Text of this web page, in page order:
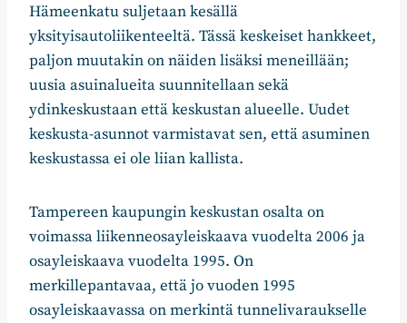
Hämeenkatu suljetaan kesällä
yksityisautoliikenteeltä. Tässä keskeiset hankkeet,
paljon muutakin on näiden lisäksi meneillään;
uusia asuinalueita suunnitellaan sekä
ydinkeskustaan että keskustan alueelle. Uudet
keskusta-asunnot varmistavat sen, että asuminen
keskustassa ei ole liian kallista.
Tampereen kaupungin keskustan osalta on
voimassa liikenneosayleiskaava vuodelta 2006 ja
osayleiskaava vuodelta 1995. On
merkillepantavaa, että jo vuoden 1995
osayleiskaavassa on merkintä tunnelivaraukselle